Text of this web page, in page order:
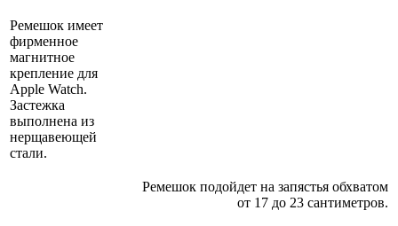
Ремешок имеет
фирменное
магнитное
крепление для
Apple Watch.
Застежка
выполнена из
нерщавеющей
стали.
Ремешок подойдет на запястья обхватом
от 17 до 23 сантиметров.